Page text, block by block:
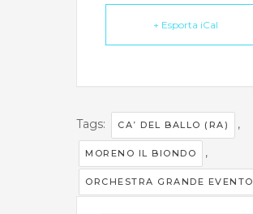
+ Esporta iCal
Tags: CA’ DEL BALLO (RA) ,
MORENO IL BIONDO ,
ORCHESTRA GRANDE EVENTO